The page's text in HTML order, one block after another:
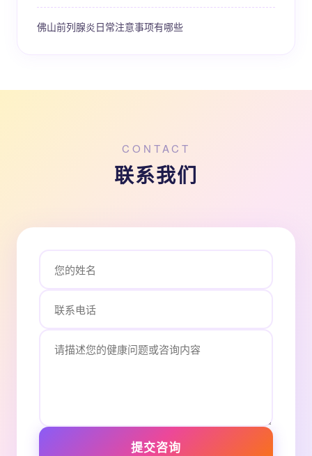
佛山前列腺炎日常注意事项有哪些
CONTACT
联系我们
提交咨询